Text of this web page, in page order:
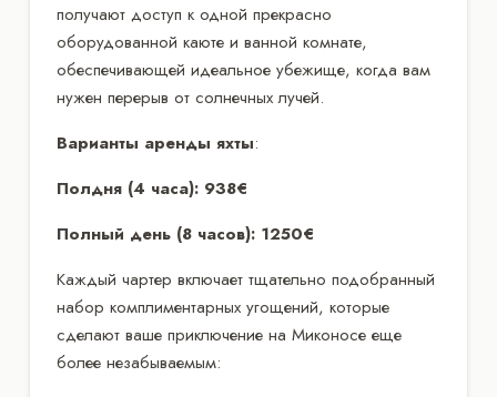
получают доступ к одной прекрасно
оборудованной каюте и ванной комнате,
обеспечивающей идеальное убежище, когда вам
нужен перерыв от солнечных лучей.
Варианты аренды яхты:
Полдня (4 часа): 938€
Полный день (8 часов): 1250€
Каждый чартер включает тщательно подобранный
набор комплиментарных угощений, которые
сделают ваше приключение на Миконосе еще
более незабываемым: